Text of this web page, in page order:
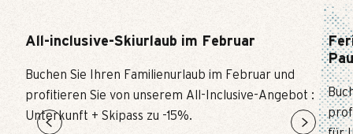
All-inclusive-Skiurlaub im Februar
Buchen Sie Ihren Familienurlaub im Februar und
profitieren Sie von unserem All-Inclusive-Angebot :
Unterkunft + Skipass zu -15%.